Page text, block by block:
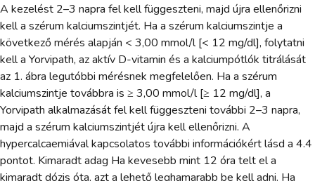
A kezelést 2–3 napra fel kell függeszteni, majd újra ellenőrizni
kell a szérum kalciumszintjét. Ha a szérum kalciumszintje a
következő mérés alapján < 3,00 mmol/l [< 12 mg/dl], folytatni
kell a Yorvipath, az aktív D-vitamin és a kalciumpótlók titrálását
az 1. ábra legutóbbi mérésnek megfelelően. Ha a szérum
kalciumszintje továbbra is ≥ 3,00 mmol/l [≥ 12 mg/dl], a
Yorvipath alkalmazását fel kell függeszteni további 2–3 napra,
majd a szérum kalciumszintjét újra kell ellenőrizni. A
hypercalcaemiával kapcsolatos további információkért lásd a 4.4
pontot. Kimaradt adag Ha kevesebb mint 12 óra telt el a
kimaradt dózis óta, azt a lehető leghamarabb be kell adni. Ha